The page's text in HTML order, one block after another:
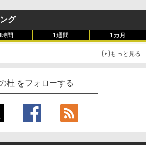
グ
間 1週間 1カ月
もっと見る
杜 をフォローする